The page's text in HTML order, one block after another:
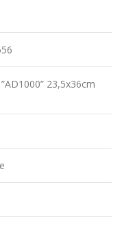
23,5x36cm